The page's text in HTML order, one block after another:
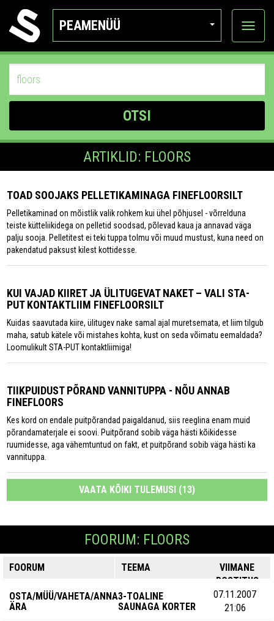
PEAMENÜÜ
Ava
OTSI
ARTIKLID: FLOORS
TOAD SOOJAKS PELLETIKAMINAGA FINEFLOORSILT
Pelletikaminad on mõistlik valik rohkem kui ühel põhjusel - võrrelduna
teiste kütteliikidega on pelletid soodsad, põlevad kaua ja annavad väga
palju sooja. Pelletitest ei teki tuppa tolmu või muud mustust, kuna need on
pakendatud paksust kilest kottidesse.
KUI VAJAD KIIRET JA ÜLITUGEVAT NAKET – VALI STA-
PUT KONTAKTLIIM FINEFLOORSILT
Kuidas saavutada kiire, ülitugev nake samal ajal muretsemata, et liim tilgub
maha, satub kätele või mistahes kohta, kust on seda võimatu eemaldada?
Loomulikult STA-PUT kontaktliimiga!
TIIKPUIDUST PÕRAND VANNITUPPA - NÕU ANNAB
FINEFLOORS
Kes kord on endale puitpõrandad paigaldanud, siis reeglina enam muid
põrandamaterjale ei soovi. Puitpõrand sobib väga hästi kõikidesse
ruumidesse, aga vähemtuntud on fakt, et puitpõrand sobib väga hästi ka
vannituppa.
VAATA KÕIKI TULEMUSI (13)
FOORUM: FLOORS
FOORUM TEEMA
VIIMANE
POSTITUS
OSTA/MÜÜ/VAHETA/ANNA
ÄRA
3-TOALINE
SAUNAGA KORTER
07.11.2007
21:06